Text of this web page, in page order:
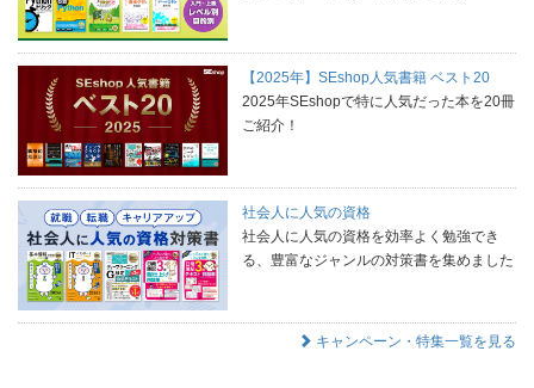
【2025年】SEshop人気書籍 ベスト20
2025年SEshopで特に人気だった本を20冊
ご紹介！
社会人に人気の資格
社会人に人気の資格を効率よく勉強でき
る、豊富なジャンルの対策書を集めました
キャンペーン・特集一覧を見る